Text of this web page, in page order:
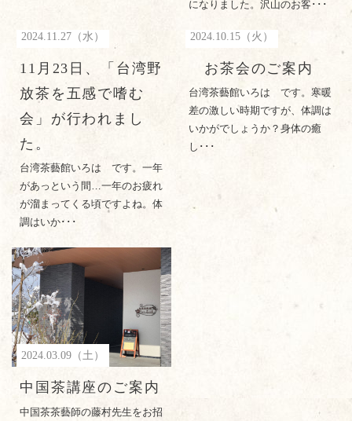
になりました。沢山のお客･･･
2024.11.27（水）
11月23日、「台湾野
放茶を五感で嗜む
会」が行われまし
た。
台湾茶藝館いろは です。一年
があっという間…一年のお疲れ
が溜まってくる頃ですよね。体
調はいか･･･
2024.10.15（火）
お茶会のご案内
台湾茶藝館いろは です。寒暖
差の激しい時期ですが、体調は
いかがでしょうか？身体の癒
し･･･
2024.03.09（土）
中国茶講座のご案内
中国茶茶藝師の藤村先生をお招